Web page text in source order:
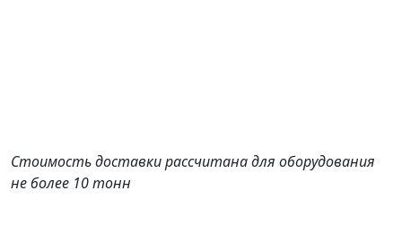
Стоимость доставки рассчитана для оборудования
не более 10 тонн